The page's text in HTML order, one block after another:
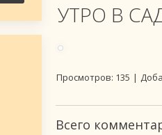
УТРО В
Просмотров: 135 |
Всего